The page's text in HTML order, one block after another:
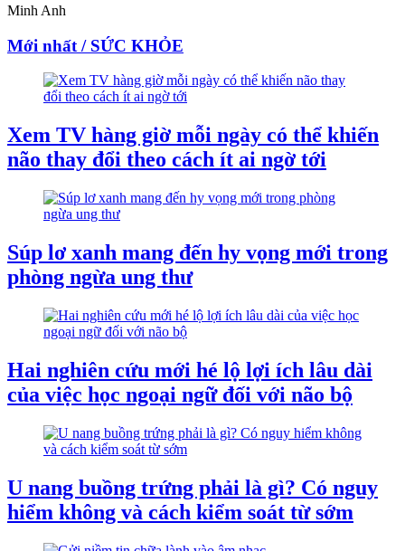
Minh Anh
Mới nhất / SỨC KHỎE
Xem TV hàng giờ mỗi ngày có thể khiến
não thay đổi theo cách ít ai ngờ tới
Súp lơ xanh mang đến hy vọng mới trong
phòng ngừa ung thư
Hai nghiên cứu mới hé lộ lợi ích lâu dài
của việc học ngoại ngữ đối với não bộ
U nang buồng trứng phải là gì? Có nguy
hiểm không và cách kiểm soát từ sớm